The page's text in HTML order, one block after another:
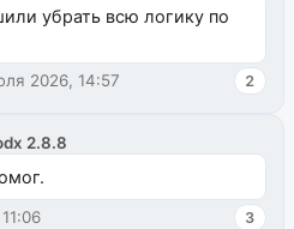
убрать всю логику по
2026, 14:57 2
2.8.8
3